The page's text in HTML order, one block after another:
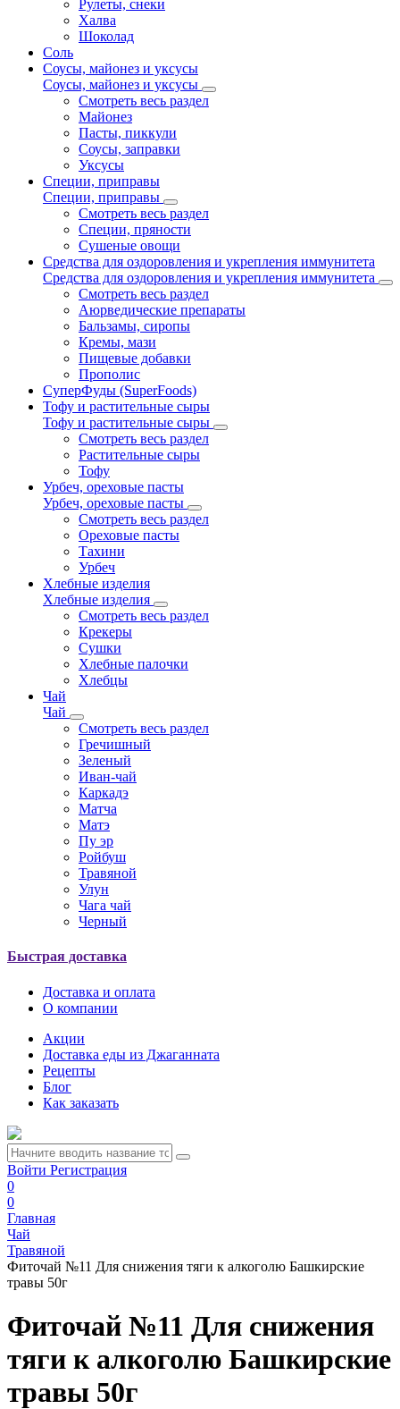
Рулеты, снеки
Халва
Шоколад
Соль
Соусы, майонез и уксусы
Соусы, майонез и уксусы
Смотреть весь раздел
Майонез
Пасты, пиккули
Соусы, заправки
Уксусы
Специи, приправы
Специи, приправы
Смотреть весь раздел
Специи, пряности
Сушеные овощи
Средства для оздоровления и укрепления иммунитета
Средства для оздоровления и укрепления иммунитета
Смотреть весь раздел
Аюрведические препараты
Бальзамы, сиропы
Кремы, мази
Пищевые добавки
Прополис
СуперФуды (SuperFoods)
Тофу и растительные сыры
Тофу и растительные сыры
Смотреть весь раздел
Растительные сыры
Тофу
Урбеч, ореховые пасты
Урбеч, ореховые пасты
Смотреть весь раздел
Ореховые пасты
Тахини
Урбеч
Хлебные изделия
Хлебные изделия
Смотреть весь раздел
Крекеры
Сушки
Хлебные палочки
Хлебцы
Чай
Чай
Смотреть весь раздел
Гречишный
Зеленый
Иван-чай
Каркадэ
Матча
Матэ
Пу эр
Ройбуш
Травяной
Улун
Чага чай
Черный
Быстрая доставка
Доставка и оплата
О компании
Акции
Доставка еды из Джаганната
Рецепты
Блог
Как заказать
Войти Регистрация
0
0
Главная
Чай
Травяной
Фиточай №11 Для снижения тяги к алкоголю Башкирские
травы 50г
Фиточай №11 Для снижения
тяги к алкоголю Башкирские
травы 50г